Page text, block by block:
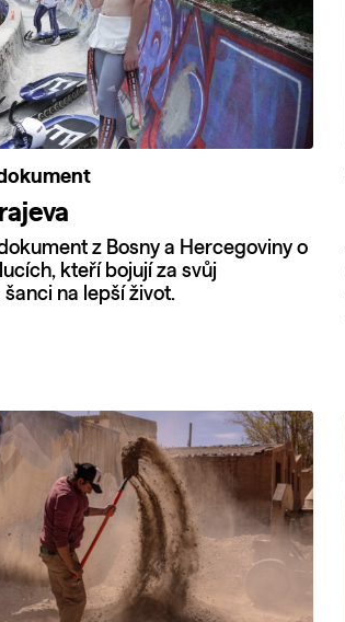
z Bosny a Hercegoviny o
kteří bojují za svůj
na lepší život.